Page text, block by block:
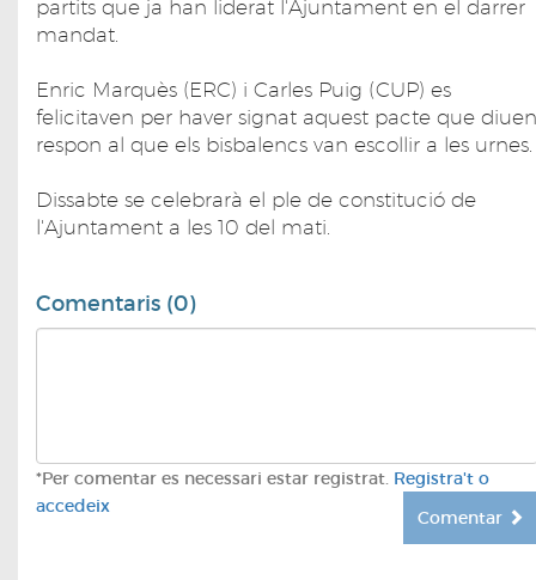
partits que ja han liderat l'Ajuntament en el darrer
mandat.
Enric Marquès (ERC) i Carles Puig (CUP) es
felicitaven per haver signat aquest pacte que diuen
respon al que els bisbalencs van escollir a les urnes.
Dissabte se celebrarà el ple de constitució de
l'Ajuntament a les 10 del mati.
Comentaris (0)
*Per comentar es necessari estar registrat. Registra't o
accedeix
Comentar